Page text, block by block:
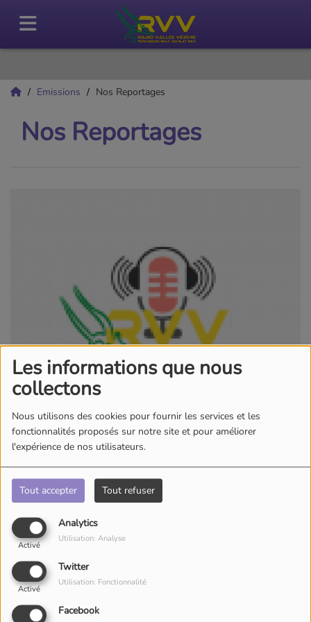
Les informations que nous
collectons
Nous utilisons des cookies pour fournir les services et les
fonctionnalités proposés sur notre site et pour améliorer
l'expérience de nos utilisateurs.
Tout accepter Tout refuser
Analytics
Activé
Utilisation: Analyse
Twitter
Activé
Utilisation: Fonctionnalité
Facebook
Emissions Nos Reportages
Nos Reportages
DU LUNDI AU VENDREDI, DE 00:00 À 00:00
Au Cœur de l'Action : Nos Reportages
Retrouvez ici toute la diversité de nos contenus, du
terrain au studio. Suivez nos équipes lors de leurs
déplacements extérieurs